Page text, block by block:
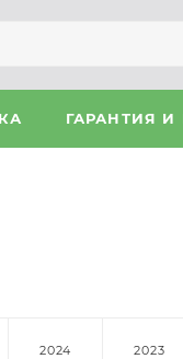
ГАРАНТИЯ И
2024 2023